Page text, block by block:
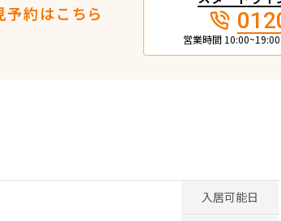
約はこちら
営業時間
入居可能日